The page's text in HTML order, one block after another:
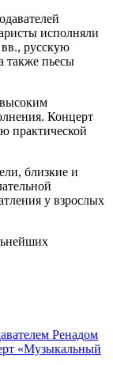
исполняли
русскую
также пьесы
Концерт
практической
близкие и
у взрослых
Ренадом
«Музыкальный